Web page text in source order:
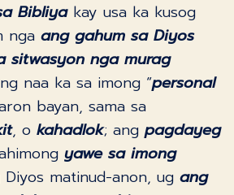
Bibliyakay usa ka kusog
ngaang gahum sa Diyos
sitwasyon nga murag
naa ka sa imong “personal
bayan, sama sa
, okahadlok; angpagdayeg
yawe sa imong
Diyos matinud-anon, ugang